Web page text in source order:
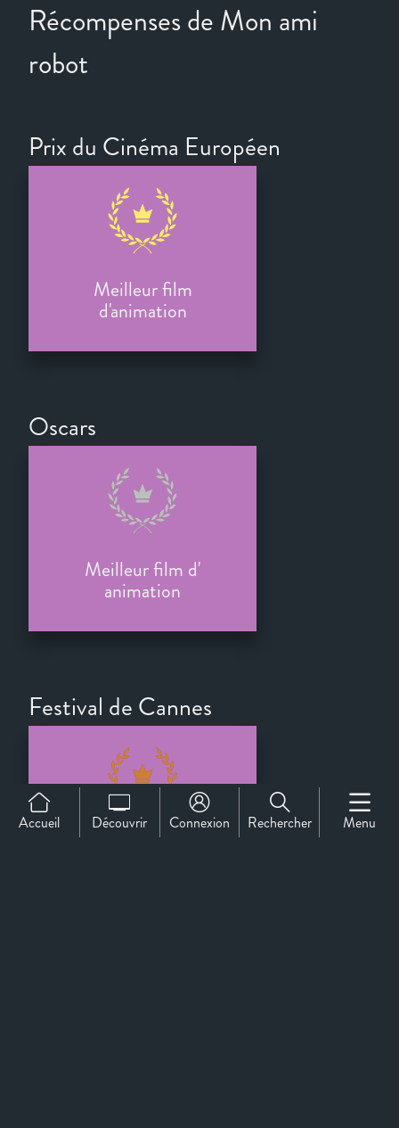
Récompenses de Mon ami
robot
Prix du Cinéma Européen
Meilleur film
d'animation
Oscars
Meilleur film d'
animation
Festival de Cannes
Accueil Découvrir Connexion Rechercher Menu